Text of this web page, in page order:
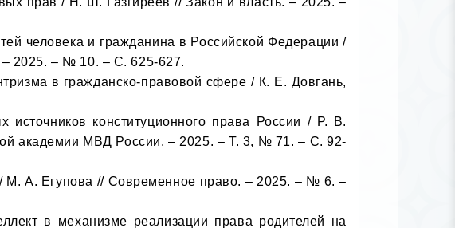
2025. – № 10. – С. 625-627.
академии МВД России. – 2025. – Т. 3, № 71. – С. 92-